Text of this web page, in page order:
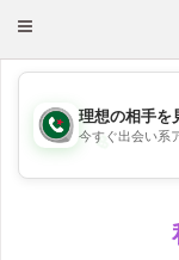
Toggle
💖
理想の相手を
今すぐ出会い系